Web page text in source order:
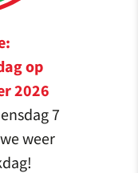
op
2026
7
weer